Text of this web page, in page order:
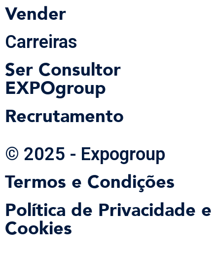
Vender
Carreiras
Ser Consultor
EXPOgroup
Recrutamento
© 2025 - Expogroup
Termos e Condições
Política de Privacidade e
Cookies